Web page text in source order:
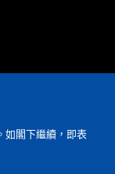
如閣下繼續，即表